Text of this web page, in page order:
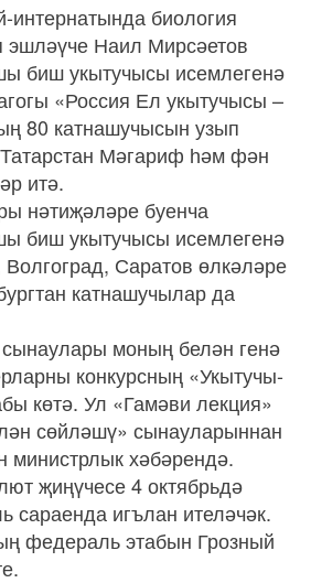
интернатында биология
эшләүче Наил Мирсәетов
биш укытучысы исемлегенә
«Россия Ел укытучысы –
80 катнашучысын узып
Мәгариф һәм фән
итә.
нәтиҗәләре буенча
биш укытучысы исемлегенә
Саратов өлкәләре
катнашучылар да
моның белән генә
конкурсның «Укытучы-
көтә. Ул «Гамәви лекция»
сөйләшү» сынауларыннан
министрлык хәбәрендә.
җиңүчесе 4 октябрьдә
сараенда игълан ителәчәк.
федераль этабын Грозный